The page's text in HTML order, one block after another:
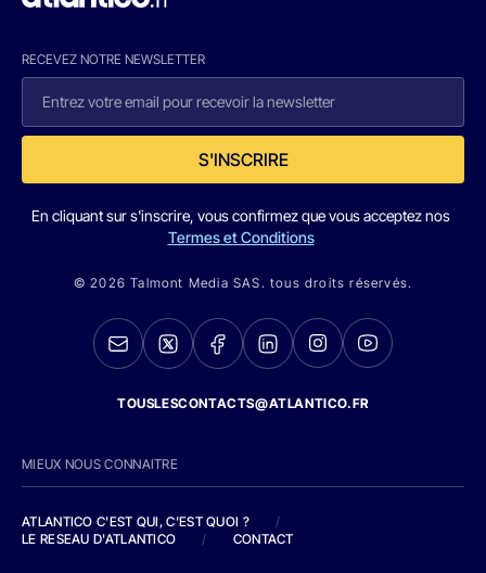
RECEVEZ NOTRE NEWSLETTER
S'INSCRIRE
En cliquant sur s'inscrire, vous confirmez que vous acceptez nos
Termes et Conditions
© 2026 Talmont Media SAS. tous droits réservés.
TOUSLESCONTACTS@ATLANTICO.FR
MIEUX NOUS CONNAITRE
ATLANTICO C'EST QUI, C'EST QUOI ?
/
LE RESEAU D'ATLANTICO
/ CONTACT